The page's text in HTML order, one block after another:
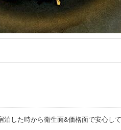
した時から衛生面&価格面で安心し